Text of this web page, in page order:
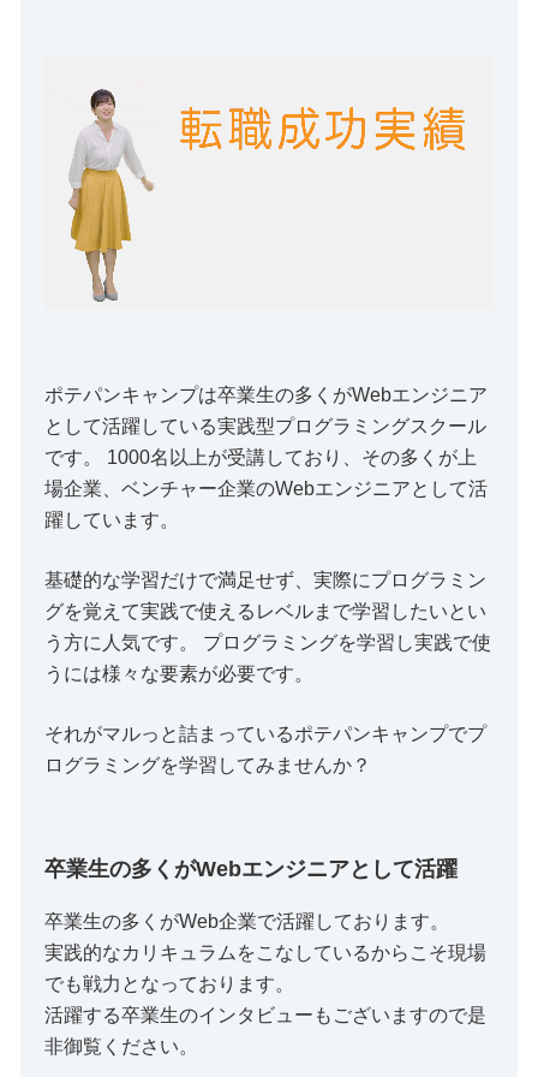
ポテパンキャンプは卒業生の多くがWebエンジニア
として活躍している実践型プログラミングスクール
です。 1000名以上が受講しており、その多くが上
場企業、ベンチャー企業のWebエンジニアとして活
躍しています。
基礎的な学習だけで満足せず、実際にプログラミン
グを覚えて実践で使えるレベルまで学習したいとい
う方に人気です。 プログラミングを学習し実践で使
うには様々な要素が必要です。
それがマルっと詰まっているポテパンキャンプでプ
ログラミングを学習してみませんか？
卒業生の多くがWebエンジニアとして活躍
卒業生の多くがWeb企業で活躍しております。
実践的なカリキュラムをこなしているからこそ現場
でも戦力となっております。
活躍する卒業生のインタビューもございますので是
非御覧ください。